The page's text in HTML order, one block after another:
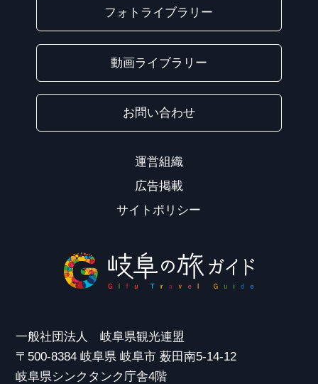
フォトライブラリー
動画ライブラリー
お問い合わせ
運営組織
広告掲載
サイトポリシー
一般社団法人 岐阜県観光連盟
〒500-8384 岐阜県 岐阜市 薮田南5-14-12
岐阜県シンクタンク庁舎4階